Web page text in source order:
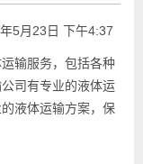
5月23日 下午4:37
输服务，包括各种
司有专业的液体运
液体运输方案，保